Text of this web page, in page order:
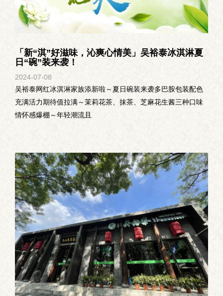
「新“淇”好滋味，沁爽心情美」吴裕泰冰淇淋夏
日“碗”装来袭！
2024-07-08
吴裕泰网红冰淇淋家族添新啦～夏日碗装来袭多巴胺包装配色
充满活力期待值拉满～茉莉花茶、抹茶、芝麻花生酱三种口味
情怀感爆棚～年轻潮流且